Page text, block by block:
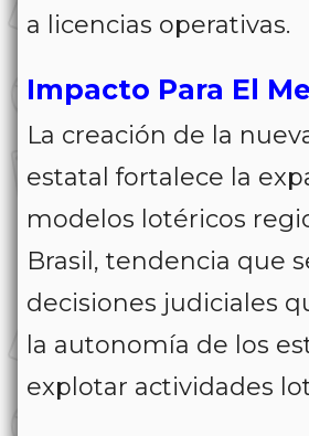
a licencias operativas.
Impacto Para El
La creación de la
estatal fortalece la
modelos lotéricos
Brasil, tendencia que
decisiones judiciales
la autonomía de los
explotar actividades